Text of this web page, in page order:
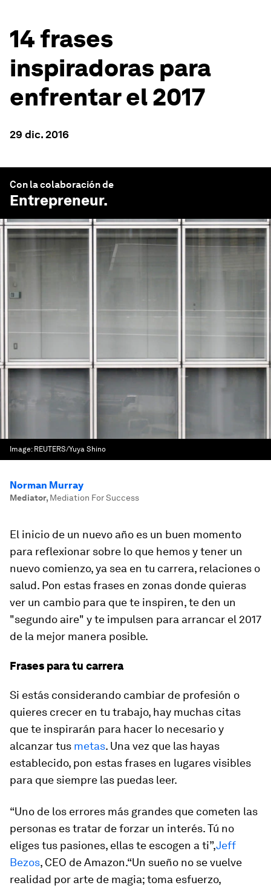
14 frases
inspiradoras para
enfrentar el 2017
29 dic. 2016
Con la colaboración de
Entrepreneur.
Image: REUTERS/Yuya Shino
Norman Murray
Mediator, Mediation For Success
El inicio de un nuevo año es un buen momento
para reflexionar sobre lo que hemos y tener un
nuevo comienzo, ya sea en tu carrera, relaciones o
salud. Pon estas frases en zonas donde quieras
ver un cambio para que te inspiren, te den un
"segundo aire" y te impulsen para arrancar el 2017
de la mejor manera posible.
Frases para tu carrera
Si estás considerando cambiar de profesión o
quieres crecer en tu trabajo, hay muchas citas
que te inspirarán para hacer lo necesario y
alcanzar tus metas. Una vez que las hayas
establecido, pon estas frases en lugares visibles
para que siempre las puedas leer.
“Uno de los errores más grandes que cometen las
personas es tratar de forzar un interés. Tú no
eliges tus pasiones, ellas te escogen a ti”,Jeff
Bezos, CEO de Amazon.“Un sueño no se vuelve
realidad por arte de magia; toma esfuerzo,